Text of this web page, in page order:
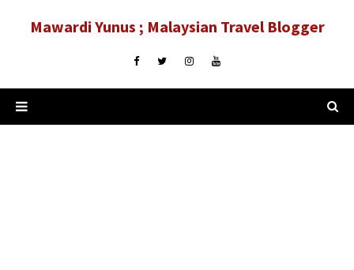
Mawardi Yunus ; Malaysian Travel Blogger